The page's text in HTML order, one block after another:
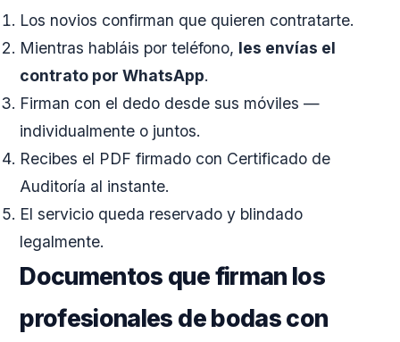
Los novios confirman que quieren contratarte.
Mientras habláis por teléfono, les envías el
contrato por WhatsApp.
Firman con el dedo desde sus móviles —
individualmente o juntos.
Recibes el PDF firmado con Certificado de
Auditoría al instante.
El servicio queda reservado y blindado
legalmente.
Documentos que firman los
profesionales de bodas con